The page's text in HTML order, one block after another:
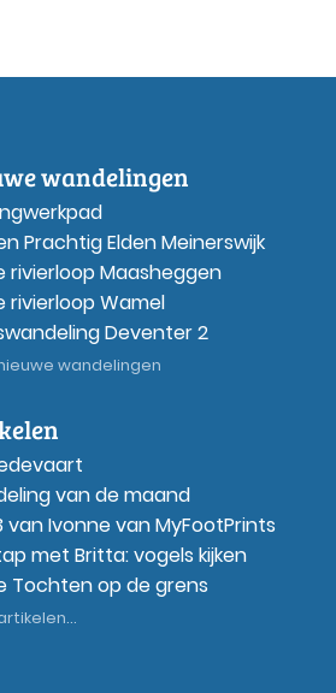
wandelingen
Prachtig Elden Meinerswijk
rivierloop Maasheggen
rivierloop Wamel
Deventer 2
wandelingen
van de maand
van Ivonne van MyFootPrints
met Britta: vogels kijken
Tochten op de grens